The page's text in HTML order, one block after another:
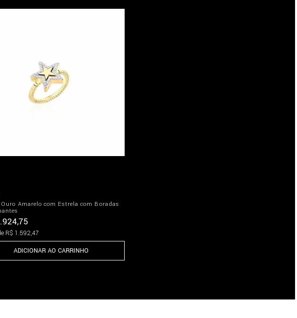
Amarelo com Estrela com Boradas
.924,75
R$ 1 .592,47
ADICIONAR AO CARRINHO